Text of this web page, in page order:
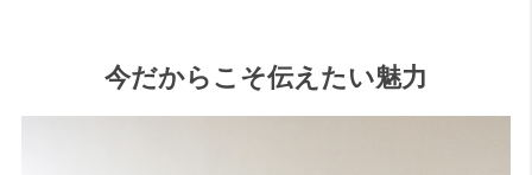
今だからこそ伝えたい魅力